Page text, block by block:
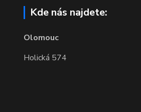
Kde nás najdete:
Olomouc
Holická 574